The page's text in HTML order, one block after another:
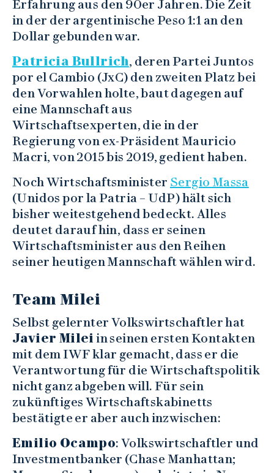
Erfahrung aus den 90er Jahren. Die Zeit
in der der argentinische Peso 1:1 an den
Dollar gebunden war.
Patricia Bullrich, deren Partei Juntos
por el Cambio (JxC) den zweiten Platz bei
den Vorwahlen holte, baut dagegen auf
eine Mannschaft aus
Wirtschaftsexperten, die in der
Regierung von ex-Präsident Mauricio
Macri, von 2015 bis 2019, gedient haben.
Noch Wirtschaftsminister Sergio Massa
(Unidos por la Patria – UdP) hält sich
bisher weitestgehend bedeckt. Alles
deutet darauf hin, dass er seinen
Wirtschaftsminister aus den Reihen
seiner heutigen Mannschaft wählen wird.
Team Milei
Selbst gelernter Volkswirtschaftler hat
Javier Mileiin seinen ersten Kontakten
mit dem IWF klar gemacht, dass er die
Verantwortung für die Wirtschaftspolitik
nicht ganz abgeben will. Für sein
zukünftiges Wirtschaftskabinetts
bestätigte er aber auch inzwischen:
Emilio Ocampo: Volkswirtschaftler und
Investmentbanker (Chase Manhattan;